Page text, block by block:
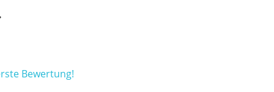
Bewertung!